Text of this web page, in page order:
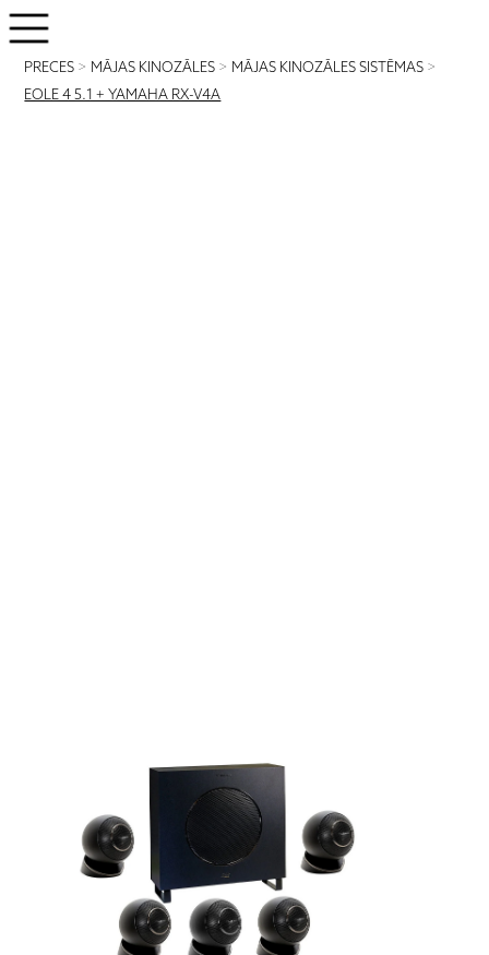
PRECES > MĀJAS KINOZĀLES > MĀJAS KINOZĀLES SISTĒMAS >
EOLE 4 5.1 + YAMAHA RX-V4A